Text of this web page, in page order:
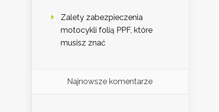
Zalety zabezpieczenia
motocykli folią PPF, które
musisz znać
Najnowsze komentarze